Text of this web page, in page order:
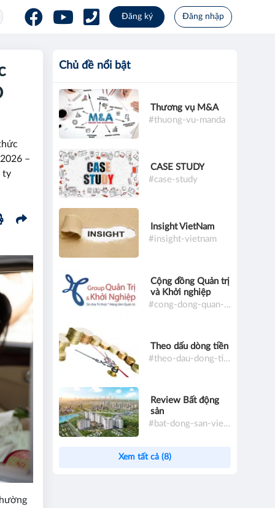
Đăng ký Đăng nhập
–
ty
Chủ đề nổi bật
Thương vụ M&A
#thuong-vu-manda
CASE STUDY
#case-study
Insight VietNam
#insight-vietnam
Cộng đồng Quản trị
và Khởi nghiệp
#cong-dong-quan-tri-va-khoi-nghiep
Theo dấu dòng tiền
#theo-dau-dong-tien
Review Bất động
sản
#bat-dong-san-viet-nam
Xem tất cả (8)